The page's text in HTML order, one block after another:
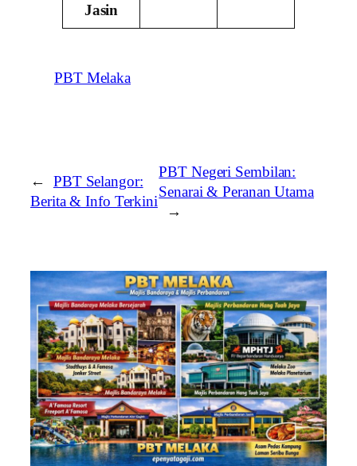
Jasin
PBT Melaka
←
PBT Selangor:
Berita & Info Terkini
PBT Negeri Sembilan:
Senarai & Peranan Utama
→